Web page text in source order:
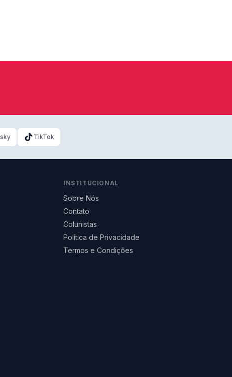
TikTok
INSTITUCIONAL
Sobre Nós
Contato
Colunistas
Política de Privacidade
Termos e Condições